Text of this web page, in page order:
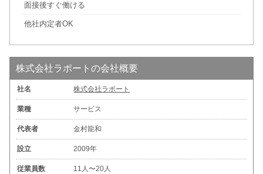
面接後すぐ働ける
他社内定者OK
株式会社ラポートの会社概要
社名 株式会社ラポート
業種 サービス
代表者 金村龍和
設立 2009年
従業員数 11人〜20人